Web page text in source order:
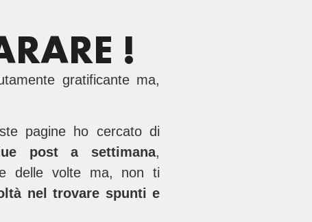
!
gratificante ma,
pagine ho cercato di
post a settimana,
delle volte ma, non ti
nel trovare spunti e